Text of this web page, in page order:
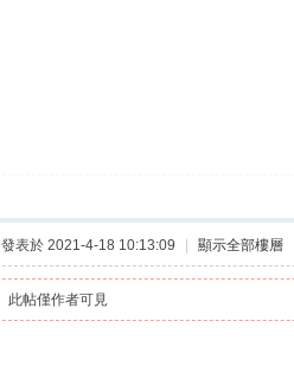
發表於 2021-4-18 10:13:09 顯示全部樓層
此帖僅作者可見